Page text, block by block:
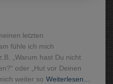
letzten
fühle ich mich
„Warum hast Du nicht
oder „Hut vor Deinen
weiter so Weiterlesen…